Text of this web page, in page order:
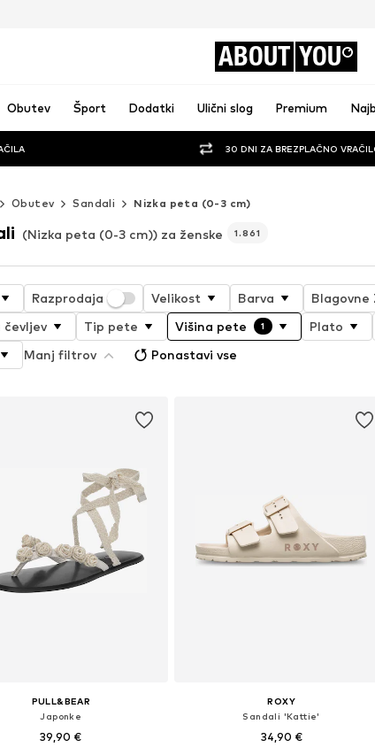
ABOUT YOU
Obutev Šport Dodatki Ulični slog Premium
30 DNI ZA BREZPLAČNO
Obutev Sandali Nizka peta (0-3 cm)
(Nizka peta (0-3 cm)) za ženske 1.861
Razprodaja Velikost Barva Blagovne
čevljev
Tip pete Višina pete 1 Plato
Manj filtrov Ponastavi vse
PULL&BEAR
Japonke
39,90 €
ROXY
Sandali 'Kattie'
34,90 €